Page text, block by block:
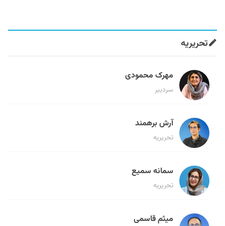
تحریریه
مهرک محمودی
سردبیر
آرش برهمند
تحریریه
سمانه سمیع
تحریریه
میثم قاسمی